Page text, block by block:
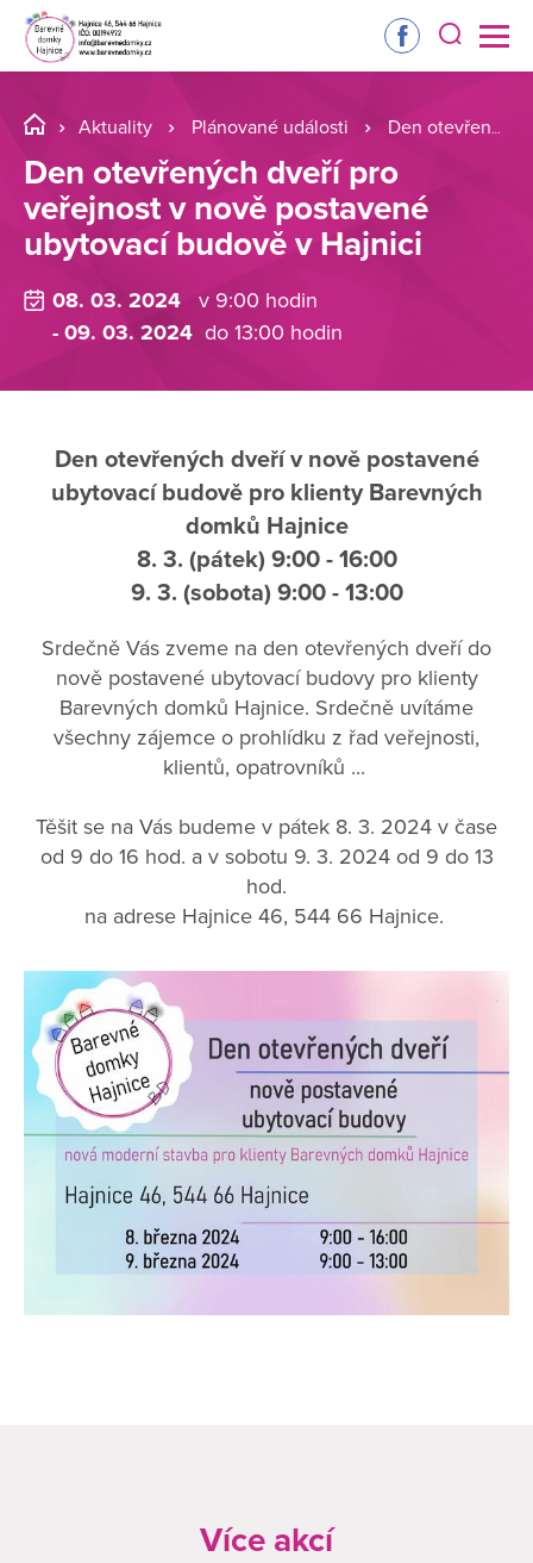
Aktuality Plánované události Den otevřených dveří pro veřejnost v nově postavené ubytovací budově v Hajnici
Den otevřených dveří pro
veřejnost v nově postavené
ubytovací budově v Hajnici
08. 03. 2024
v 9:00 hodin
- 09. 03. 2024 do 13:00 hodin
Den otevřených dveří v nově postavené
ubytovací budově pro klienty Barevných
domků Hajnice
8. 3. (pátek) 9:00 - 16:00
9. 3. (sobota) 9:00 - 13:00
Srdečně Vás zveme na den otevřených dveří do
nově postavené ubytovací budovy pro klienty
Barevných domků Hajnice. Srdečně uvítáme
všechny zájemce o prohlídku z řad veřejnosti,
klientů, opatrovníků ...
Těšit se na Vás budeme v pátek 8. 3. 2024 v čase
od 9 do 16 hod. a v sobotu 9. 3. 2024 od 9 do 13
hod.
na adrese Hajnice 46, 544 66 Hajnice.
Více akcí